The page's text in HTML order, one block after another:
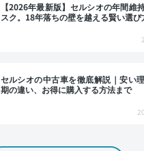
【2026年最新版】セルシオの年間維
スク。18年落ちの壁を越える賢い選び
セルシオの中古車を徹底解説｜安い
期の違い、お得に購入する方法まで